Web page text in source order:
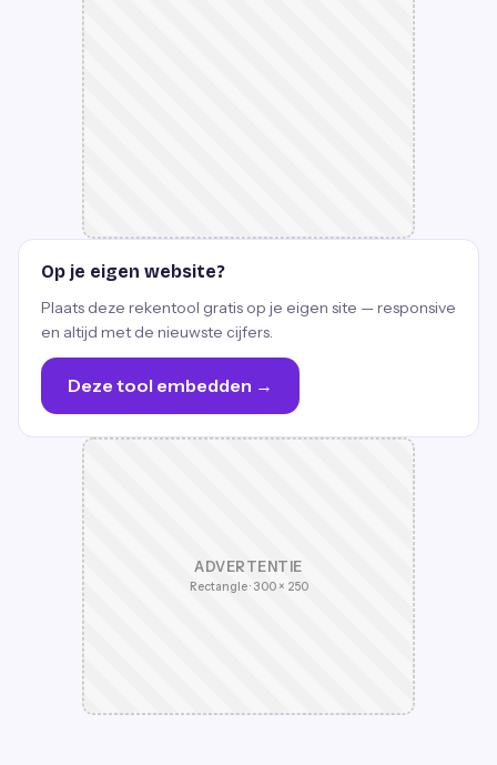
Op je eigen website?
Plaats deze rekentool gratis op je eigen site — responsive
en altijd met de nieuwste cijfers.
Deze tool embedden →
ADVERTENTIE
Rectangle · 300 × 250